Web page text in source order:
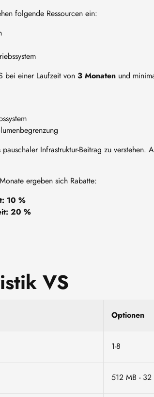
folgende Ressourcen ein:
bei einer Laufzeit von 3 Monaten und
pauschaler Infrastruktur-Beitrag zu verstehen.
ergeben sich Rabatte:
10 %
20 %
VS
Optionen
1-8
512 MB - 32